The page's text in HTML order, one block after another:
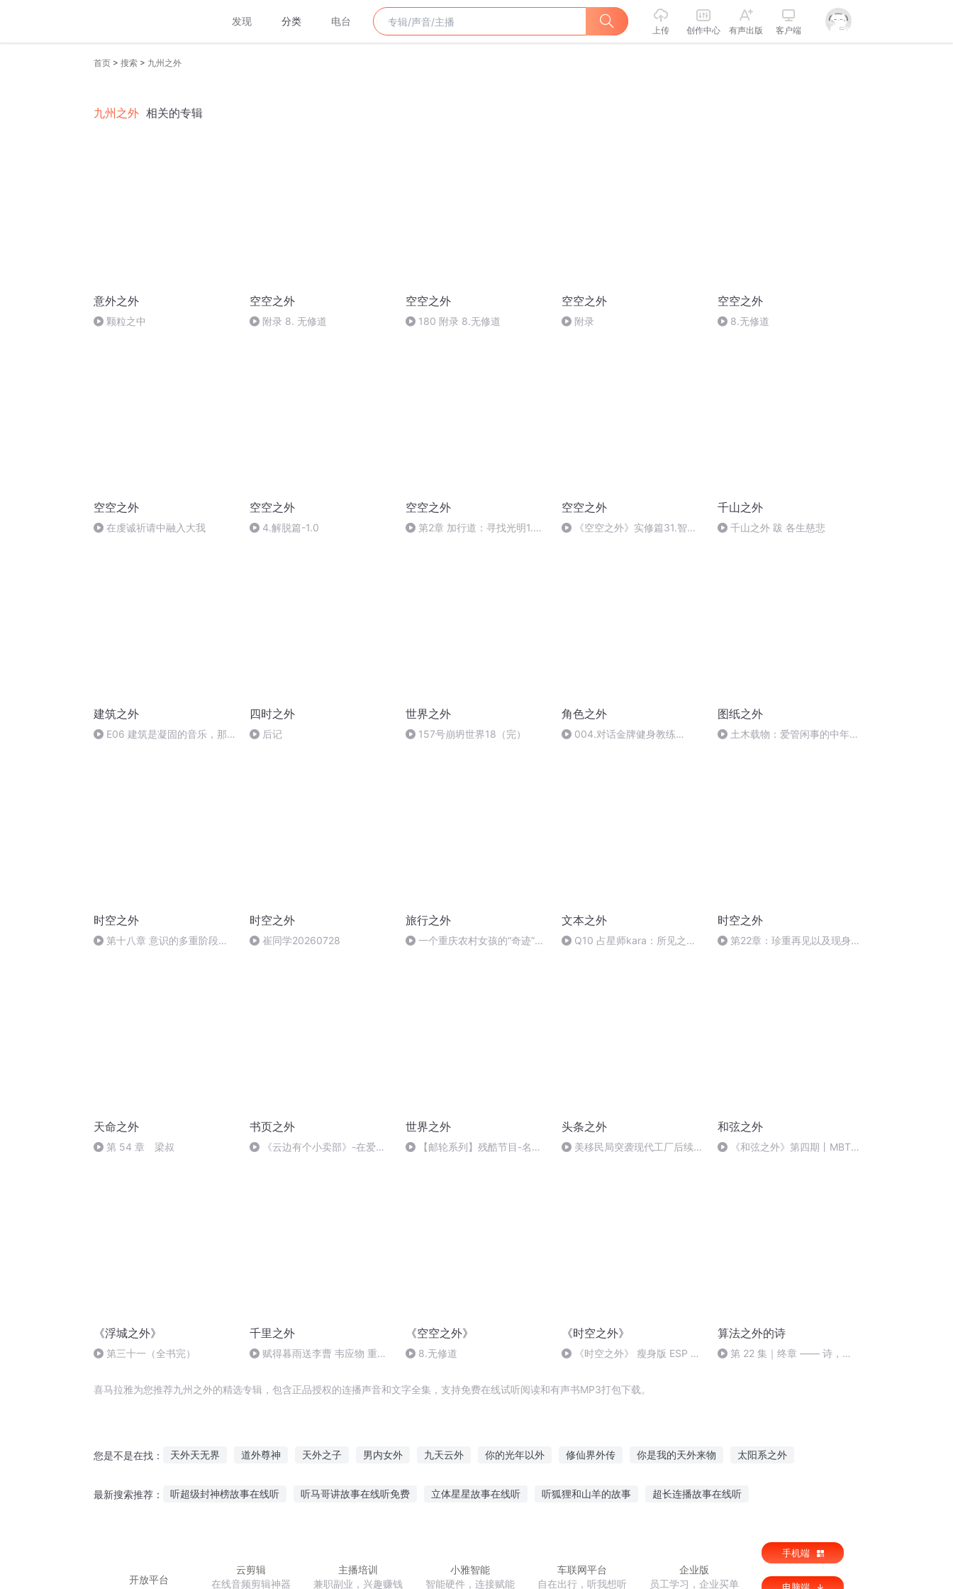
发现 分类 电台
上传 创作中心 有声出版 客户端
首页 > 搜索 > 九州之外
九州之外 相关的专辑
意外之外
颗粒之中
空空之外
附录 8. 无修道
空空之外
180 附录 8.无修道
空空之外
附录
空空之外
8.无修道
空空之外
在虔诚祈请中融入大我
空空之外
4.解脱篇-1.0
空空之外
第2章 加行道：寻找光明1.串
空空之外
《空空之外》实修篇31.智信
千山之外
千山之外 跋 各生慈悲
建筑之外
E06 建筑是凝固的音乐，那
四时之外
后记
世界之外
157号崩坍世界18（完）
角色之外
004.对话金牌健身教练
图纸之外
土木载物：爱管闲事的中年神
时空之外
第十八章 意识的多重阶段、
时空之外
崔同学20260728
旅行之外
一个重庆农村女孩的“奇迹”年
文本之外
Q10 占星师kara：所见之人
时空之外
第22章：珍重再见以及现身
天命之外
第 54 章 梁叔
书页之外
《云边有个小卖部》-在爱与
世界之外
【邮轮系列】残酷节目-名场
头条之外
美移民局突袭现代工厂后续；
和弦之外
《和弦之外》第四期丨MBTI
《浮城之外》
第三十一（全书完）
千里之外
赋得暮雨送李曹 韦应物 重别
《空空之外》
8.无修道
《时空之外》
《时空之外》 瘦身版 ESP 课
算法之外的诗
第 22 集｜终章 —— 诗，在
喜马拉雅为您推荐九州之外的精选专辑，包含正品授权的连播声音和文字全集，支持免费在线试听阅读和有声书MP3打包下载。
您是不是在找： 天外天无界 道外尊神 天外之子 男内女外 九天云外 你的光年以外 修仙界外传 你是我的天外来物 太阳系之外
最新搜索推荐： 听超级封神榜故事在线听 听马哥讲故事在线听免费 立体星星故事在线听 听狐狸和山羊的故事 超长连播故事在线听
开放平台
云剪辑
在线音频剪辑神器
主播培训
兼职副业，兴趣赚钱
小雅智能
智能硬件，连接赋能
车联网平台
自在出行，听我想听
企业版
员工学习，企业买单
手机端